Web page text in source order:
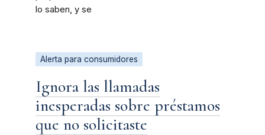
lo saben, y se
Alerta para consumidores
Ignora las llamadas
inesperadas sobre préstamos
que no solicitaste